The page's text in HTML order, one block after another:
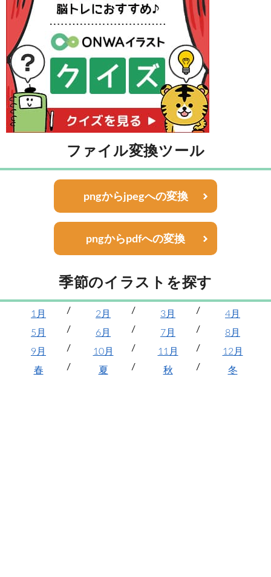
ファイル変換ツール
pngからjpegへの変換
pngからpdfへの変換
季節のイラストを探す
1月 2月 3月
4月
5月
6月 7月
8月
9月
10月 11月
12月
春
夏 秋 冬